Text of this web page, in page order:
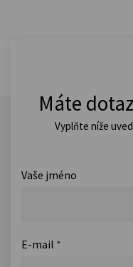
Máte
Vyplňte níže
Vaše jméno
E-mail *